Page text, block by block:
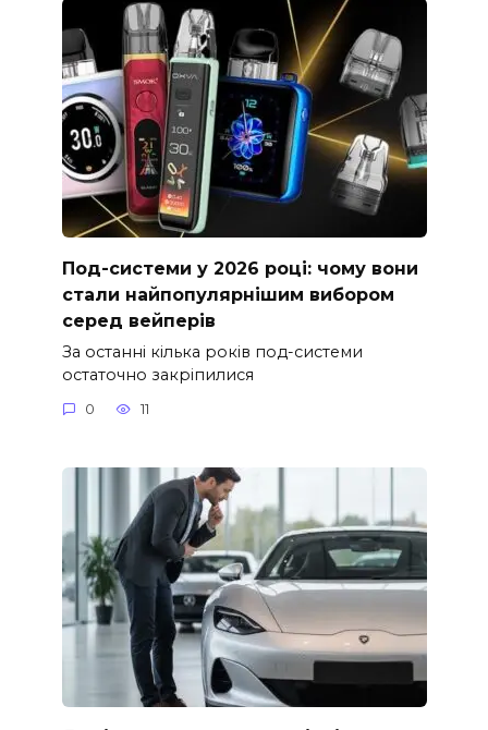
Под-системи у 2026 році: чому вони
стали найпопулярнішим вибором
серед вейперів
За останні кілька років под-системи
остаточно закріпилися
0 11